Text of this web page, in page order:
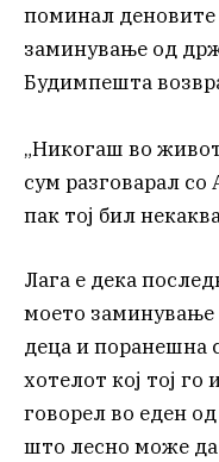
поминал деновите
заминување од
Будимпешта
„Никогаш во
сум разговарал
пак тој бил
Лага е дека
моето
деца и поранешна
хотелот кој тој го
говорел во еден
што лесно може